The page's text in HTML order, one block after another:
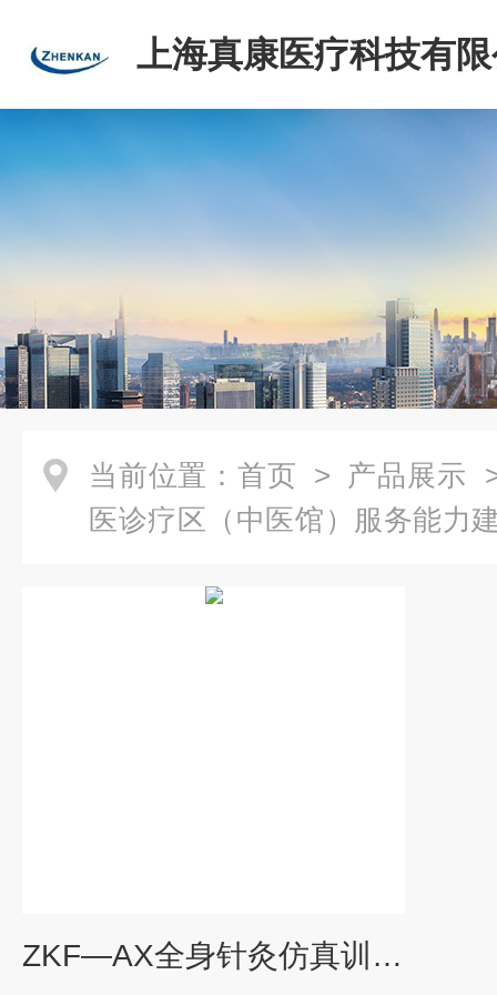
上海真康医疗科技有
当前位置： 首页 > 产品展示
医诊疗区（中医馆）服务能力
ZKF—AX全身针灸仿真训练系统2